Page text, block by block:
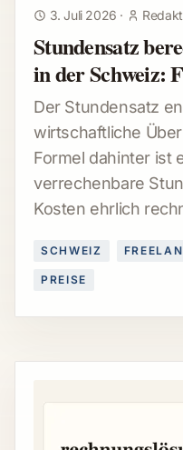
3. Juli 2026 ·
Stundensatz
in der Schweiz:
Der Stundensatz
wirtschaftliche
Formel dahinter ist
verrechenbare
Kosten ehrlich
SCHWEIZ
PREISE